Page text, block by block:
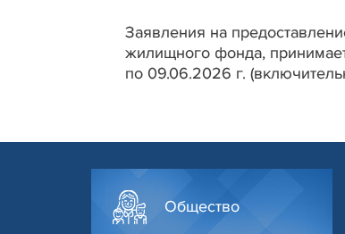
Заявления на
жилищного фонда,
по 09.06.2026 г.
Общество